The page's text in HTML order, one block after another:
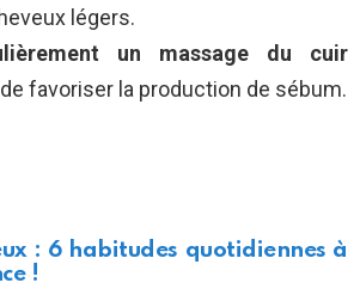
légers.
un massage du cuir
favoriser la production de sébum.
: 6 habitudes quotidiennes à
!